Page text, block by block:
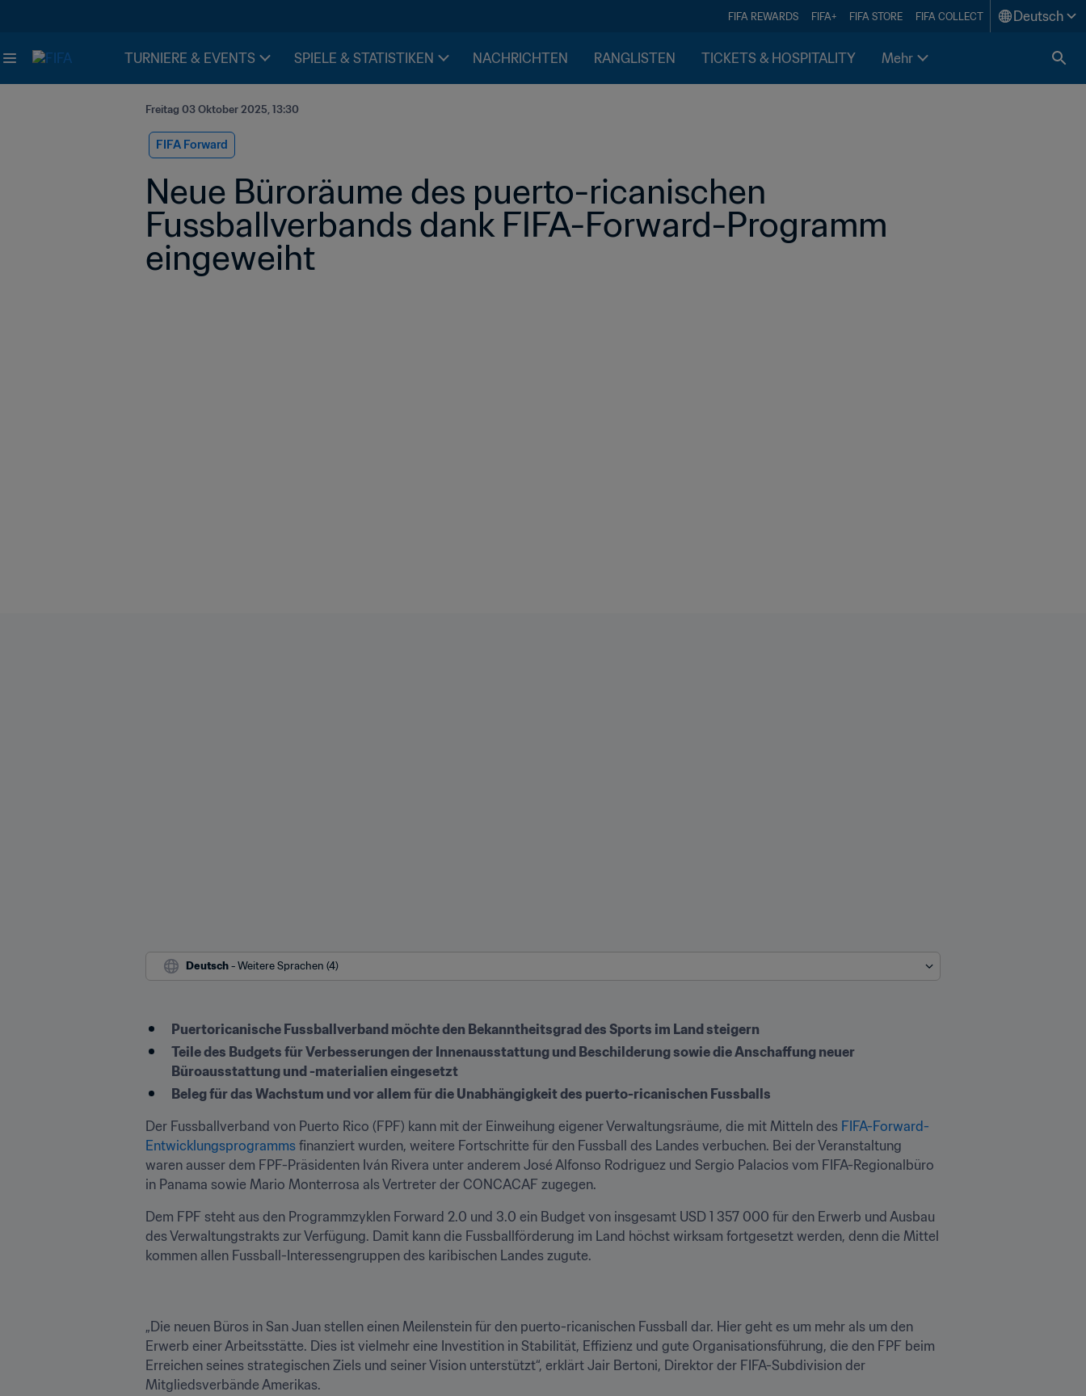
FIFA REWARDS FIFA+ FIFA STORE FIFA COLLECT Deutsch
TURNIERE & EVENTS SPIELE & STATISTIKEN NACHRICHTEN RANGLISTEN TICKETS & HOSPITALITY Mehr
Freitag 03 Oktober 2025, 13:30
FIFA Forward
Neue Büroräume des puerto-ricanischen
Fussballverbands dank FIFA-Forward-Programm
eingeweiht
Deutsch - Weitere Sprachen (4)
Puertoricanische Fussballverband möchte den Bekanntheitsgrad des Sports im Land steigern
Teile des Budgets für Verbesserungen der Innenausstattung und Beschilderung sowie die Anschaffung neuer
Büroausstattung und -materialien eingesetzt
Beleg für das Wachstum und vor allem für die Unabhängigkeit des puerto-ricanischen Fussballs
Der Fussballverband von Puerto Rico (FPF) kann mit der Einweihung eigener Verwaltungsräume, die mit Mitteln des FIFA-Forward-
Entwicklungsprogramms finanziert wurden, weitere Fortschritte für den Fussball des Landes verbuchen. Bei der Veranstaltung
waren ausser dem FPF-Präsidenten Iván Rivera unter anderem José Alfonso Rodriguez und Sergio Palacios vom FIFA-Regionalbüro
in Panama sowie Mario Monterrosa als Vertreter der CONCACAF zugegen.
Dem FPF steht aus den Programmzyklen Forward 2.0 und 3.0 ein Budget von insgesamt USD 1 357 000 für den Erwerb und Ausbau
des Verwaltungstrakts zur Verfügung. Damit kann die Fussballförderung im Land höchst wirksam fortgesetzt werden, denn die Mittel
kommen allen Fussball-Interessengruppen des karibischen Landes zugute.
„Die neuen Büros in San Juan stellen einen Meilenstein für den puerto-ricanischen Fussball dar. Hier geht es um mehr als um den
Erwerb einer Arbeitsstätte. Dies ist vielmehr eine Investition in Stabilität, Effizienz und gute Organisationsführung, die den FPF beim
Erreichen seines strategischen Ziels und seiner Vision unterstützt“, erklärt Jair Bertoni, Direktor der FIFA-Subdivision der
Mitgliedsverbände Amerikas.